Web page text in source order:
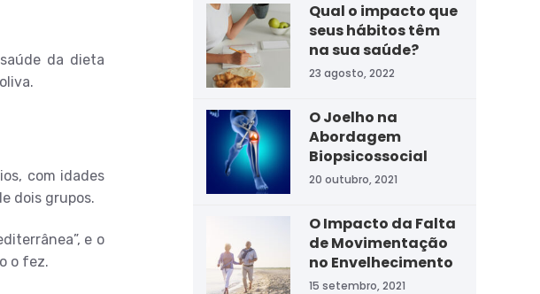
da dieta
com idades
dois grupos.
e o
o fez.
Qual o impacto que
seus hábitos têm
na sua saúde?
23 agosto, 2022
O Joelho na
Abordagem
Biopsicossocial
20 outubro, 2021
O Impacto da Falta
de Movimentação
no Envelhecimento
15 setembro, 2021